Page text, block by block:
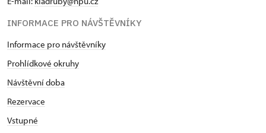
INFORMACE PRO NÁVŠTĚVNÍKY
Informace pro návštěvníky
Prohlídkové okruhy
Návštěvní doba
Rezervace
Vstupné